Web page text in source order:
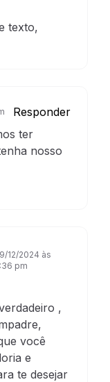
texto,
Responder
ter
nosso
12/2024 às
pm
,
você
e
te desejar